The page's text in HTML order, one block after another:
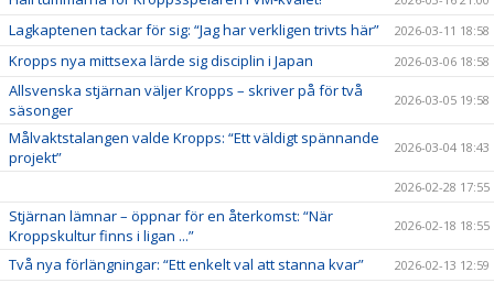
Lagkaptenen tackar för sig: “Jag har verkligen trivts här” 2026-03-11 18:58
Kropps nya mittsexa lärde sig disciplin i Japan 2026-03-06 18:58
Allsvenska stjärnan väljer Kropps – skriver på för två
säsonger
2026-03-05 19:58
Målvaktstalangen valde Kropps: “Ett väldigt spännande
projekt”
2026-03-04 18:43
2026-02-28 17:55
Stjärnan lämnar – öppnar för en återkomst: “När
Kroppskultur finns i ligan ...”
2026-02-18 18:55
Två nya förlängningar: “Ett enkelt val att stanna kvar” 2026-02-13 12:59